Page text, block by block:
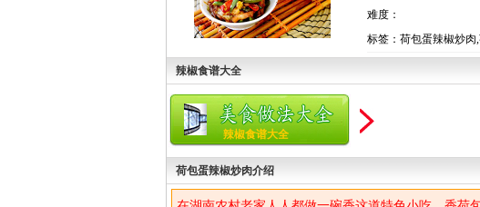
难度：
标签：荷包蛋辣椒炒
辣椒食谱大全
辣椒食谱大全
荷包蛋辣椒炒肉介绍